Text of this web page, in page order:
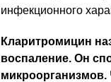
инфекционного
Кларитромицин
воспаление. Он
микроорганизмов.